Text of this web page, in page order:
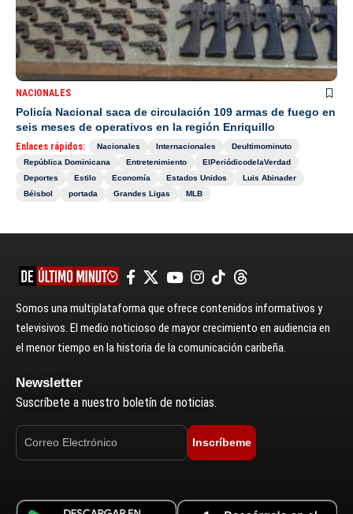
NACIONALES
Policía Nacional saca de circulación 109 armas de fuego en
seis meses de operativos en la región Enriquillo
Enlaces rápidos: Nacionales Internacionales
Deultimominuto
República Dominicana
Entretenimiento
ElPeriódicodelaVerdad
Deportes
Estilo Economía Estados Unidos
Luis Abinader
Béisbol
portada Grandes Ligas MLB
Somos una multiplataforma que ofrece contenidos informativos y
televisivos. El medio noticioso de mayor crecimiento en audiencia en
el menor tiempo en la historia de la comunicación caribeña.
Newsletter
Suscríbete a nuestro boletín de noticias.
Inscríbeme